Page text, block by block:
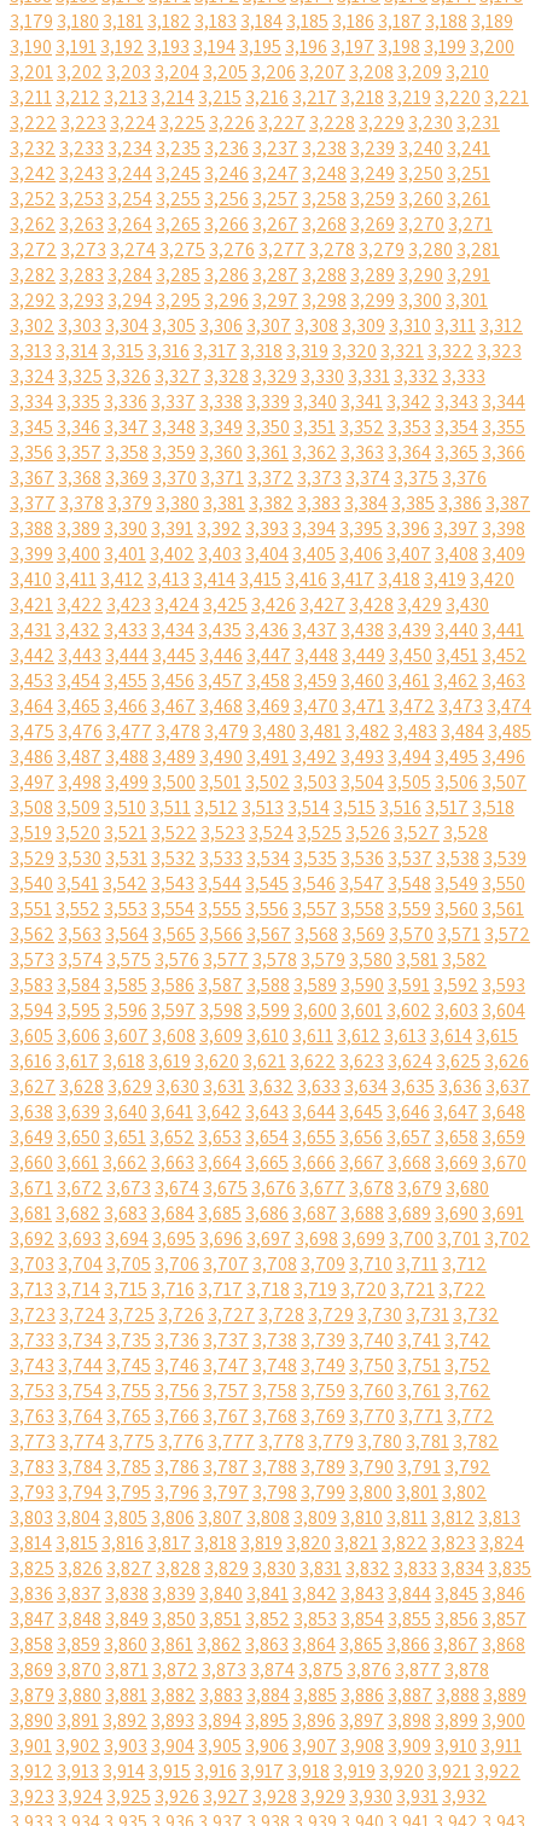
3,179 3,180 3,1813,182 3,183 3,1843,185 3,186 3,187 3,188 3,189
3,190 3,1913,192 3,193 3,1943,195 3,196 3,197 3,198 3,199 3,200
3,2013,202 3,203 3,2043,205 3,206 3,207 3,208 3,209 3,210
3,2113,212 3,213 3,2143,215 3,216 3,217 3,218 3,219 3,220 3,221
3,222 3,223 3,2243,225 3,226 3,227 3,228 3,229 3,230 3,231
3,232 3,233 3,2343,235 3,236 3,237 3,238 3,239 3,240 3,241
3,242 3,243 3,2443,245 3,246 3,247 3,248 3,249 3,250 3,251
3,252 3,253 3,2543,255 3,256 3,257 3,258 3,259 3,260 3,261
3,262 3,263 3,2643,265 3,266 3,267 3,268 3,269 3,270 3,271
3,272 3,273 3,2743,275 3,276 3,277 3,278 3,279 3,280 3,281
3,282 3,283 3,2843,285 3,286 3,287 3,288 3,289 3,290 3,291
3,292 3,293 3,2943,295 3,296 3,297 3,298 3,299 3,300 3,301
3,302 3,303 3,3043,305 3,306 3,307 3,308 3,309 3,310 3,3113,312
3,313 3,3143,315 3,316 3,317 3,318 3,319 3,320 3,3213,322 3,323
3,3243,325 3,326 3,327 3,328 3,329 3,330 3,3313,332 3,333
3,3343,335 3,336 3,337 3,338 3,339 3,340 3,3413,342 3,343 3,344
3,345 3,346 3,347 3,348 3,349 3,350 3,3513,352 3,353 3,3543,355
3,356 3,357 3,358 3,359 3,360 3,3613,362 3,363 3,3643,365 3,366
3,367 3,368 3,369 3,370 3,3713,372 3,373 3,3743,375 3,376
3,377 3,378 3,379 3,380 3,3813,382 3,383 3,3843,385 3,386 3,387
3,388 3,389 3,390 3,3913,392 3,393 3,3943,395 3,396 3,397 3,398
3,399 3,400 3,4013,402 3,403 3,4043,405 3,406 3,407 3,408 3,409
3,410 3,4113,412 3,413 3,4143,415 3,416 3,417 3,418 3,419 3,420
3,4213,422 3,423 3,4243,425 3,426 3,427 3,428 3,429 3,430
3,4313,432 3,433 3,4343,435 3,436 3,437 3,438 3,439 3,440 3,441
3,442 3,443 3,4443,445 3,446 3,447 3,448 3,449 3,450 3,4513,452
3,453 3,4543,455 3,456 3,457 3,458 3,459 3,460 3,4613,462 3,463
3,4643,465 3,466 3,467 3,468 3,469 3,470 3,4713,472 3,473 3,474
3,475 3,476 3,477 3,478 3,479 3,480 3,4813,482 3,483 3,4843,485
3,486 3,487 3,488 3,489 3,490 3,4913,492 3,493 3,4943,495 3,496
3,497 3,498 3,499 3,500 3,5013,502 3,503 3,5043,505 3,506 3,507
3,508 3,509 3,510 3,5113,512 3,513 3,5143,515 3,516 3,517 3,518
3,519 3,520 3,5213,522 3,523 3,5243,525 3,526 3,527 3,528
3,529 3,530 3,5313,532 3,533 3,5343,535 3,536 3,537 3,538 3,539
3,540 3,5413,542 3,543 3,5443,545 3,546 3,547 3,548 3,549 3,550
3,5513,552 3,553 3,5543,555 3,556 3,557 3,558 3,559 3,560 3,561
3,562 3,563 3,5643,565 3,566 3,567 3,568 3,569 3,570 3,5713,572
3,573 3,5743,575 3,576 3,577 3,578 3,579 3,580 3,5813,582
3,583 3,5843,585 3,586 3,587 3,588 3,589 3,590 3,5913,592 3,593
3,5943,595 3,596 3,597 3,598 3,599 3,600 3,6013,602 3,603 3,604
3,605 3,606 3,607 3,608 3,609 3,610 3,6113,612 3,613 3,6143,615
3,616 3,617 3,618 3,619 3,620 3,6213,622 3,623 3,6243,625 3,626
3,627 3,628 3,629 3,630 3,6313,632 3,633 3,6343,635 3,636 3,637
3,638 3,639 3,640 3,6413,642 3,643 3,6443,645 3,646 3,647 3,648
3,649 3,650 3,6513,652 3,653 3,6543,655 3,656 3,657 3,658 3,659
3,660 3,6613,662 3,663 3,6643,665 3,666 3,667 3,668 3,669 3,670
3,6713,672 3,673 3,6743,675 3,676 3,677 3,678 3,679 3,680
3,6813,682 3,683 3,6843,685 3,686 3,687 3,688 3,689 3,690 3,691
3,692 3,693 3,6943,695 3,696 3,697 3,698 3,699 3,700 3,7013,702
3,703 3,7043,705 3,706 3,707 3,708 3,709 3,710 3,7113,712
3,713 3,7143,715 3,716 3,717 3,718 3,719 3,720 3,7213,722
3,723 3,7243,725 3,726 3,727 3,728 3,729 3,730 3,7313,732
3,733 3,7343,735 3,736 3,737 3,738 3,739 3,740 3,7413,742
3,743 3,7443,745 3,746 3,747 3,748 3,749 3,750 3,7513,752
3,753 3,7543,755 3,756 3,757 3,758 3,759 3,760 3,7613,762
3,763 3,7643,765 3,766 3,767 3,768 3,769 3,770 3,7713,772
3,773 3,7743,775 3,776 3,777 3,778 3,779 3,780 3,7813,782
3,783 3,7843,785 3,786 3,787 3,788 3,789 3,790 3,7913,792
3,793 3,7943,795 3,796 3,797 3,798 3,799 3,800 3,8013,802
3,803 3,8043,805 3,806 3,807 3,808 3,809 3,810 3,8113,812 3,813
3,8143,815 3,816 3,817 3,818 3,819 3,820 3,8213,822 3,823 3,824
3,825 3,826 3,827 3,828 3,829 3,830 3,8313,832 3,833 3,8343,835
3,836 3,837 3,838 3,839 3,840 3,8413,842 3,843 3,8443,845 3,846
3,847 3,848 3,849 3,850 3,8513,852 3,853 3,8543,855 3,856 3,857
3,858 3,859 3,860 3,8613,862 3,863 3,8643,865 3,866 3,867 3,868
3,869 3,870 3,8713,872 3,873 3,8743,875 3,876 3,877 3,878
3,879 3,880 3,8813,882 3,883 3,8843,885 3,886 3,887 3,888 3,889
3,890 3,8913,892 3,893 3,8943,895 3,896 3,897 3,898 3,899 3,900
3,9013,902 3,903 3,9043,905 3,906 3,907 3,908 3,909 3,910 3,911
3,912 3,913 3,9143,915 3,916 3,917 3,918 3,919 3,920 3,9213,922
3,923 3,9243,925 3,926 3,927 3,928 3,929 3,930 3,9313,932